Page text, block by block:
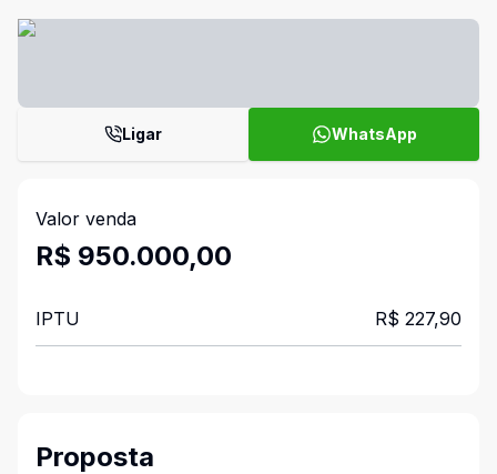
Ligar WhatsApp
Valor venda
R$ 950.000,00
IPTU R$ 227,90
Proposta